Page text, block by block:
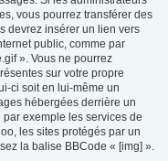
vous pourrez transférer des
devrez insérer un lien vers
public, comme par
». Vous ne pourrez
sur votre propre
ci soit en lui-même un
hébergées derrière un
exemple les services de
les sites protégés par un
la balise BBCode « [img] ».